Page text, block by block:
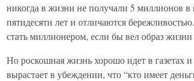
никогда в жизни не получали 5 миллионов
пятидесяти лет и отличаются
стать миллионером, если бы вел образ жизни
Но роскошная жизнь хорошо идет в
вырастает в убеждении, что “кто имеет